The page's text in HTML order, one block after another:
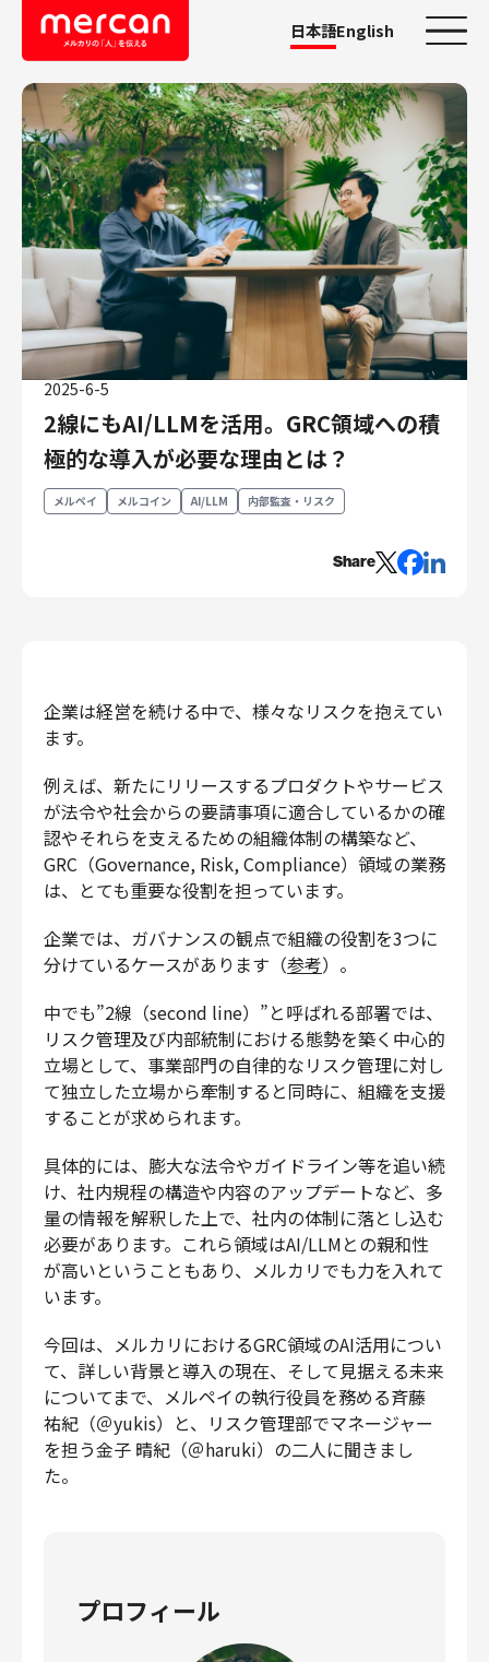
日本語English
カテゴリーから探す
会社・事業
鹿島アントラーズ
Ads
メルカリ
メルペイ
メルコイン
メルカリShops
メルカリR4Dラボ
AI/LLM
職種
エンジニアリング
事業開発
カスタマーサービス
営業
マーケティング・PR
プロダクトマネジメント
データアナリティクス
プロダクトデザイン
クリエイティブ
コーポレート
内部監査・リスク
法務
人事
セキュリティ・プライバシー
募集中の求人一覧
2025-6-5
2線にもAI/LLMを活用。GRC領域への積
極的な導入が必要な理由とは？
メルペイ メルコイン AI/LLM 内部監査・リスク
Share
企業は経営を続ける中で、様々なリスクを抱えてい
ます。
例えば、新たにリリースするプロダクトやサービス
が法令や社会からの要請事項に適合しているかの確
認やそれらを支えるための組織体制の構築など、
GRC（Governance, Risk, Compliance）領域の業務
は、とても重要な役割を担っています。
企業では、ガバナンスの観点で組織の役割を3つに
分けているケースがあります（参考）。
中でも”2線（second line）”と呼ばれる部署では、
リスク管理及び内部統制における態勢を築く中心的
立場として、事業部門の自律的なリスク管理に対し
て独立した立場から牽制すると同時に、組織を支援
することが求められます。
具体的には、膨大な法令やガイドライン等を追い続
け、社内規程の構造や内容のアップデートなど、多
量の情報を解釈した上で、社内の体制に落とし込む
必要があります。これら領域はAI/LLMとの親和性
が高いということもあり、メルカリでも力を入れて
います。
今回は、メルカリにおけるGRC領域のAI活用につい
て、詳しい背景と導入の現在、そして見据える未来
についてまで、メルペイの執行役員を務める斉藤
祐紀（＠yukis）と、リスク管理部でマネージャー
を担う金子 晴紀（＠haruki）の二人に聞きまし
た。
プロフィール